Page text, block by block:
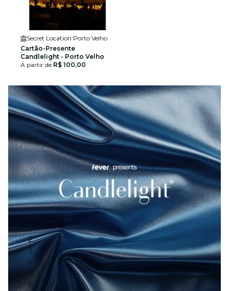
Secret Location Porto Velho
Cartão-Presente
Candlelight - Porto Velho
A partir de R$ 100,00